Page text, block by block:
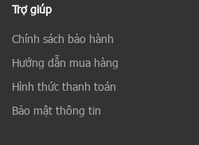
Trợ giúp
Chính sách bảo hành
Hướng dẫn mua hàng
Hình thức thanh toán
Bảo mật thông tin